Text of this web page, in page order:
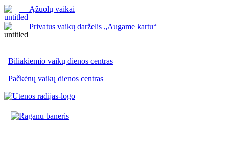
Ąžuolų vaikai
Privatus vaikų darželis „Augame kartu“
Biliakiemio vaikų dienos centras
Pačkėnų vaikų dienos centras